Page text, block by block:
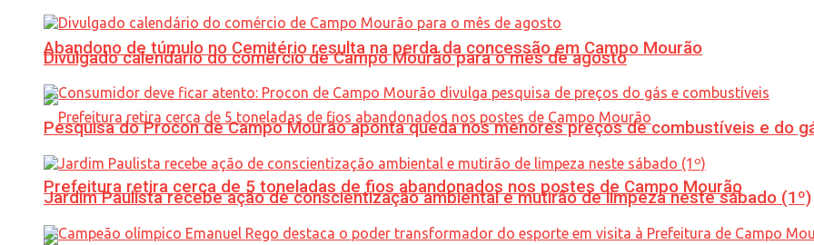
Abandono de túmulo no Cemitério resulta na perda da concessão em Campo Mourão
Prefeitura retira cerca de 5 toneladas de fios abandonados nos postes de Campo Mourão
Divulgado calendário do comércio de Campo Mourão para o mês de agosto
Pesquisa do Procon de Campo Mourão aponta queda nos menores preços de combustíveis e do
Jardim Paulista recebe ação de conscientização ambiental e mutirão de limpeza neste sábado (1º)